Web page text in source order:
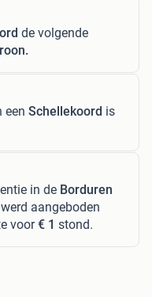
de volgende
een Schellekoord is
in de Borduren
aangeboden
voor€ 1 stond.